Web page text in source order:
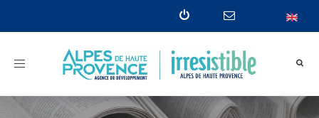
Toggle
navigation